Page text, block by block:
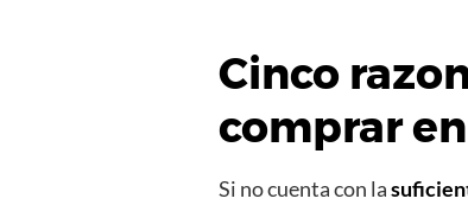
Cinco
comprar
Si no cuenta con la